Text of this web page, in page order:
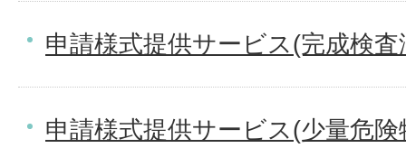
申請様式提供サービス(完成検
申請様式提供サービス(少量危